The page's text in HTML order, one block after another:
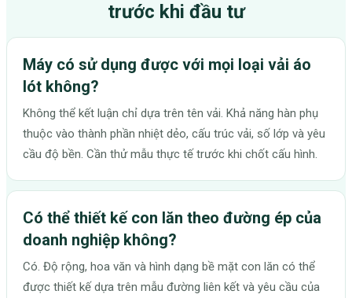
trước khi đầu tư
Máy có sử dụng được với mọi loại vải áo
lót không?
Không thể kết luận chỉ dựa trên tên vải. Khả năng hàn phụ
thuộc vào thành phần nhiệt dẻo, cấu trúc vải, số lớp và yêu
cầu độ bền. Cần thử mẫu thực tế trước khi chốt cấu hình.
Có thể thiết kế con lăn theo đường ép của
doanh nghiệp không?
Có. Độ rộng, hoa văn và hình dạng bề mặt con lăn có thể
được thiết kế dựa trên mẫu đường liên kết và yêu cầu của